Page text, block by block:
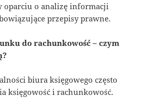
oparciu o analizę informacji
przepisy prawne.
do rachunkowość – czym
biura księgowego często
księgowość i rachunkowość.